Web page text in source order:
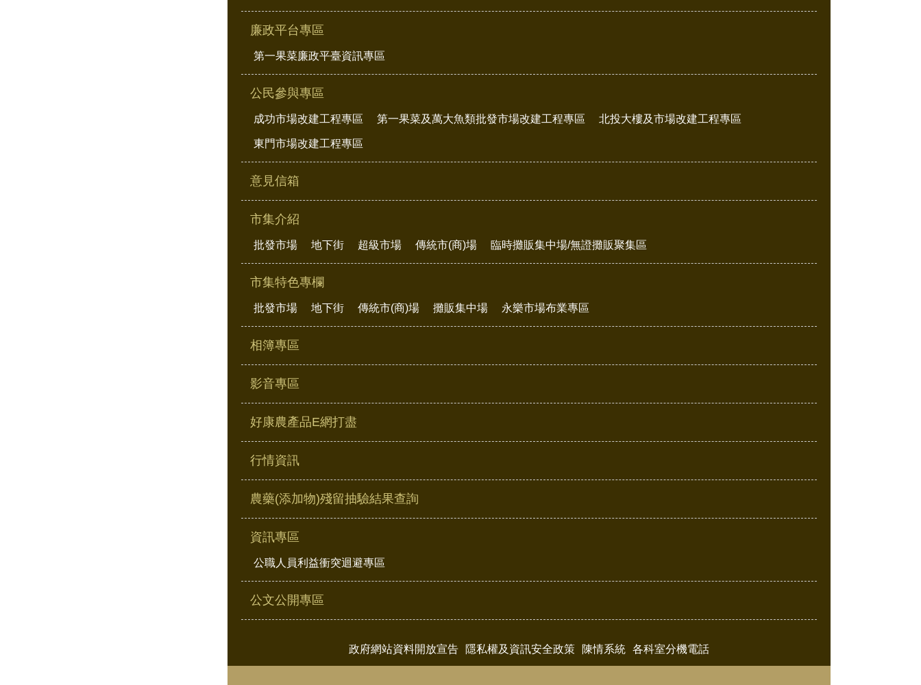
廉政平台專區
第一果菜廉政平臺資訊專區
公民參與專區
成功市場改建工程專區 第一果菜及萬大魚類批發市場改建工程專區 北投大樓及市場改建工程專區
東門市場改建工程專區
意見信箱
市集介紹
批發市場 地下街 超級市場 傳統市(商)場 臨時攤販集中場/無證攤販聚集區
市集特色專欄
批發市場 地下街 傳統市(商)場 攤販集中場 永樂市場布業專區
相簿專區
影音專區
好康農產品E網打盡
行情資訊
農藥(添加物)殘留抽驗結果查詢
資訊專區
公職人員利益衝突迴避專區
公文公開專區
政府網站資料開放宣告 隱私權及資訊安全政策 陳情系統 各科室分機電話